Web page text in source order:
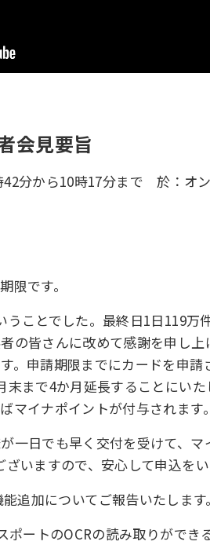
会見要旨
42分から10時17分まで 於：オン
限です。
うことでした。最終日1日119
の皆さんに改めて感謝を申し
。申請期限までにカードを申
末まで4か月延長することにい
マイナポイントが付与されます。
一日でも早く交付を受けて、
いますので、安心して申込をい
追加についてご報告いたします。
ポートのOCRの読み取りがで